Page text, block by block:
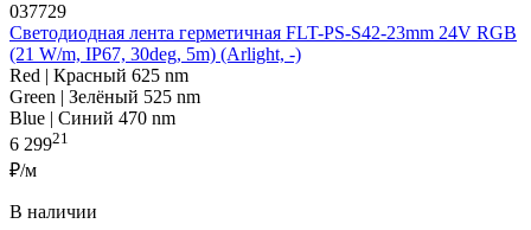
037729
Светодиодная лента герметичная FLT-PS-S42-23mm 24V RGB
(21 W/m, IP67, 30deg, 5m) (Arlight, -)
Red | Красный 625 nm
Green | Зелёный 525 nm
Blue | Синий 470 nm
6 29921
₽/м
В наличии